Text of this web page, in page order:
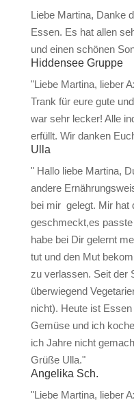
Liebe Martina, Danke
Essen. Es hat allen
und einen schönen
Hiddensee Gruppe
"Liebe Martina, lieber
Trank für eure gute
war sehr lecker! Alle
erfüllt. Wir danken
Ulla
" Hallo liebe Martina,
andere
bei mir gelegt. Mir hat
geschmeckt,es
habe bei Dir gelernt
tut und den Mut
zu verlassen. Seit der
überwiegend
nicht). Heute ist
Gemüse und ich
ich Jahre nicht
Grüße Ulla."
Angelika Sch.
"Liebe Martina, lieber